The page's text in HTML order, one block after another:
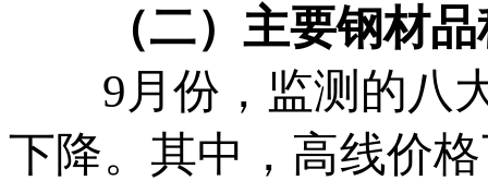
（二）主要钢材品
9月份，监测的八大
下降。其中，高线价